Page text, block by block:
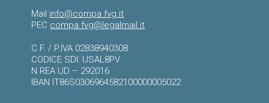
Mail info@compa.fvg.it
PEC compa.fvg@legalmail.it
C.F. / P.IVA 02838940308
CODICE SDI: USAL8PV
N.REA UD – 292016
IBAN IT86S0306964582100000005022